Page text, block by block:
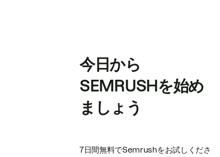
今日から
SEMRUSHを始め
ましょう
7日間無料でSemrushをお試しくださ